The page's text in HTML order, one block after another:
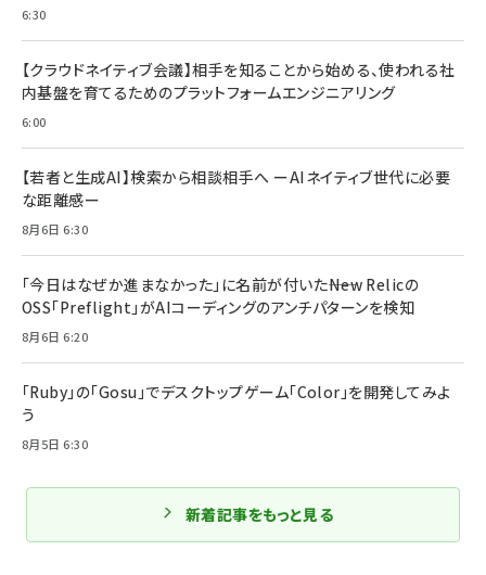
6:30
【クラウドネイティブ会議】相手を知ることから始める、使われる社
内基盤を育てるためのプラットフォームエンジニアリング
6:00
【若者と生成AI】検索から相談相手へ ーAIネイティブ世代に必要
な距離感ー
8月6日 6:30
「今日はなぜか進まなかった」に名前が付いた――New Relicの
OSS「Preflight」がAIコーディングのアンチパターンを検知
8月6日 6:20
「Ruby」の「Gosu」でデスクトップゲーム「Color」を開発してみよ
う
8月5日 6:30
新着記事をもっと見る